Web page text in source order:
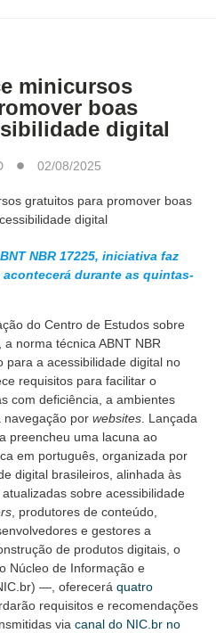
minicursos
boas
digital
02/08/2025
NBR 17225, iniciativa faz
acontecerá durante as quintas-
do Centro de Estudos sobre
norma técnica ABNT NBR
para a acessibilidade digital no
requisitos para facilitar o
com deficiência, a ambientes
navegação por websites. Lançada
preencheu uma lacuna ao
em português, organizada por
digital brasileiros, alinhada às
sobre acessibilidade
, produtores de conteúdo,
e gestores a
de produtos digitais, o
Núcleo de Informação e
—, oferecerá quatro
requisitos e recomendações
via canal do NIC.br no